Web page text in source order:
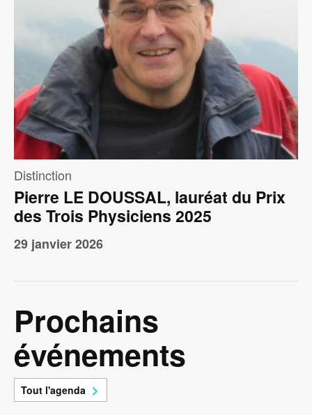
Distinction
Pierre LE DOUSSAL, lauréat du Prix
des Trois Physiciens 2025
29 janvier 2026
Prochains
événements
Tout l'agenda